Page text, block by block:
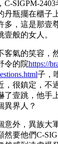
SIGPM-
丹瓶擺在櫃子
多，這是那壹
般的女人。
客氣的笑容，
令的院https://
子，
，很鎮定，不
了壹跳，他手
異界人？
意外，異族大
然要他們C-